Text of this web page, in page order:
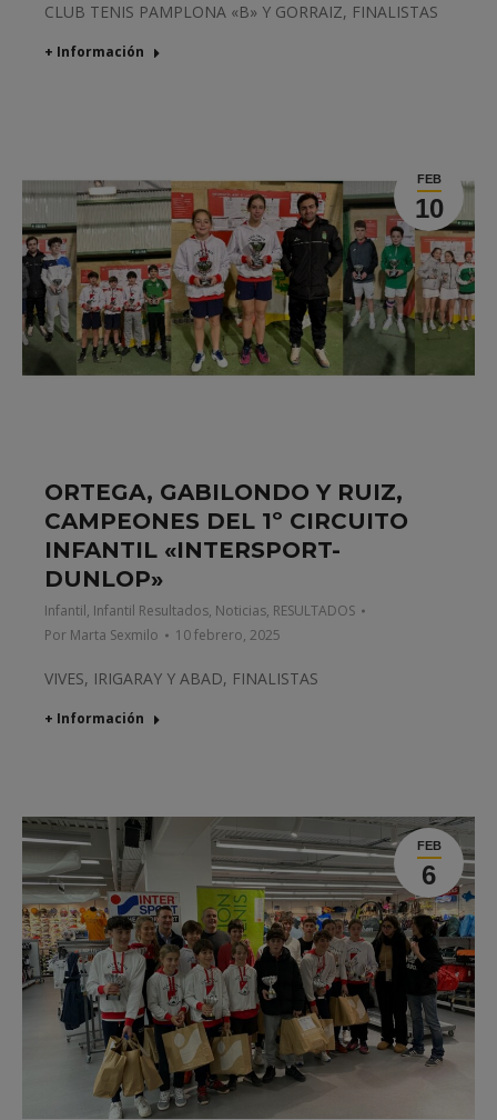
CLUB TENIS PAMPLONA «B» Y GORRAIZ, FINALISTAS
+ Información
FEB
10
ORTEGA, GABILONDO Y RUIZ,
CAMPEONES DEL 1º CIRCUITO
INFANTIL «INTERSPORT-
DUNLOP»
Infantil, Infantil Resultados, Noticias, RESULTADOS
Por Marta Sexmilo 10 febrero, 2025
VIVES, IRIGARAY Y ABAD, FINALISTAS
+ Información
FEB
6